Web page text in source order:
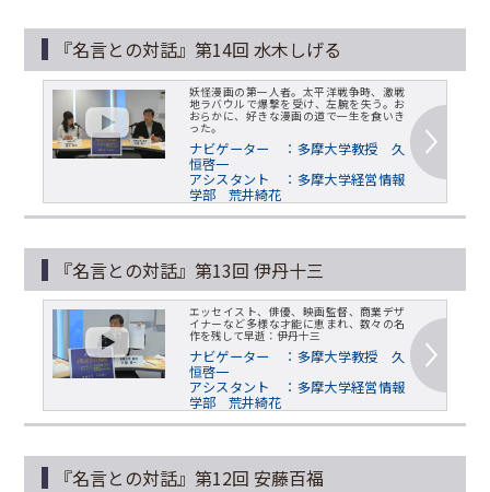
『名言との対話』第14回 水木しげる
妖怪漫画の第一人者。太平洋戦争時、激戦
地ラバウルで爆撃を受け、左腕を失う。お
おらかに、好きな漫画の道で一生を食いき
った。
ナビゲーター ：多摩大学教授 久
恒啓一
アシスタント ：多摩大学経営情報
学部 荒井綺花
『名言との対話』第13回 伊丹十三
エッセイスト、俳優、映画監督、商業デザ
イナーなど多様な才能に恵まれ、数々の名
作を残して早逝：伊丹十三
ナビゲーター ：多摩大学教授 久
恒啓一
アシスタント ：多摩大学経営情報
学部 荒井綺花
『名言との対話』第12回 安藤百福